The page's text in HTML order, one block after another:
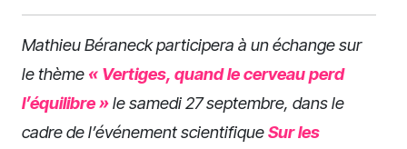
Mathieu Béraneck participera à un échange sur
le thème « Vertiges, quand le cerveau perd
l’équilibre »le samedi 27 septembre, dans le
cadre de l’événement scientifiqueSur les